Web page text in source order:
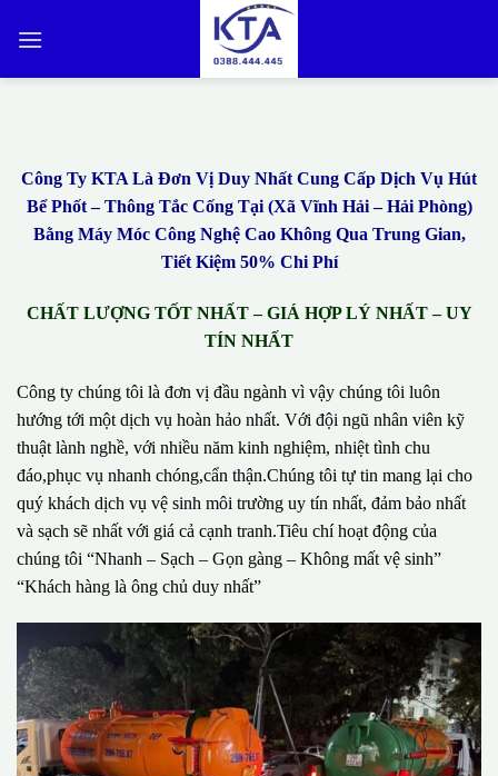
qua
Công Ty KTA Là Đơn Vị Duy Nhất Cung Cấp Dịch Vụ Hút
Bể Phốt – Thông Tắc Cống Tại (Xã Vĩnh Hải – Hải Phòng)
Bằng Máy Móc Công Nghệ Cao Không Qua Trung Gian,
Tiết Kiệm 50% Chi Phí
CHẤT LƯỢNG TỐT NHẤT – GIÁ HỢP LÝ NHẤT – UY
TÍN NHẤT
Công ty chúng tôi là đơn vị đầu ngành vì vậy chúng tôi luôn
hướng tới một dịch vụ hoàn hảo nhất. Với đội ngũ nhân viên kỹ
thuật lành nghề, với nhiều năm kinh nghiệm, nhiệt tình chu
đáo,phục vụ nhanh chóng,cẩn thận.Chúng tôi tự tin mang lại cho
quý khách dịch vụ vệ sinh môi trường uy tín nhất, đảm bảo nhất
và sạch sẽ nhất với giá cả cạnh tranh.Tiêu chí hoạt động của
chúng tôi “Nhanh – Sạch – Gọn gàng – Không mất vệ sinh”
“Khách hàng là ông chủ duy nhất”